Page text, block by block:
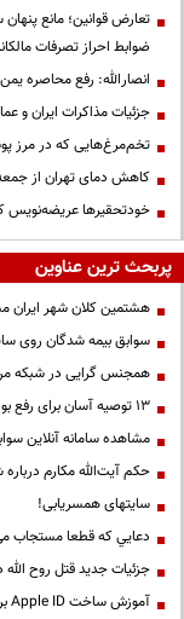
تعارض قوانین؛ مانع
ضوابط احراز تصرفات
انصارالله: رفع محاصره
جزئیات مذاکرات ایران و
تخم‌مرغ‌هایی که در مرز
کاهش دمای تهران از
خودتحقیرها عریضه‌نویس
پربحث ترین عناوین
هشتمین کلان شهر
سوابق بیمه شدگان روی
همجنس گرایی در شبکه
13 توصیه آسان برای رفع بوی بد دهان
مشاهده سامانه آنلاين
حكم آيت‌الله مكارم
سایتهای همسریابی!
دعايي كه قطعا مستجاب
جزئیات جدید قتل روح الله
آموزش ساخت Apple ID برای کاربران ایرانی